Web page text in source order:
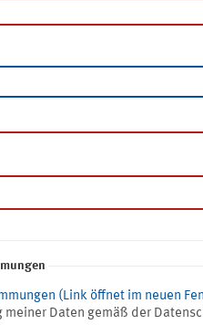
(Link öffnet im neuen
meiner Daten gemäß der